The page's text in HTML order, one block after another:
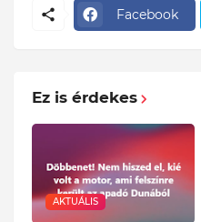
Facebook
Ez is érdekes
AKTUÁLIS